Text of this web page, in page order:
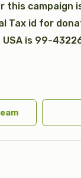
וזאת
this campaign
Tax id for
USA is 99-